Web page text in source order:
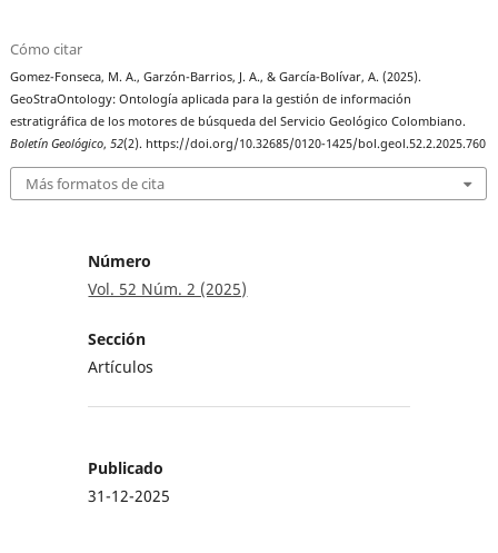
Cómo citar
Gomez-Fonseca, M. A., Garzón-Barrios, J. A., & García-Bolívar, A. (2025).
GeoStraOntology: Ontología aplicada para la gestión de información
estratigráfica de los motores de búsqueda del Servicio Geológico Colombiano.
Boletín Geológico,52(2). https://doi.org/10.32685/0120-1425/bol.geol.52.2.2025.760
Más formatos de cita
Número
Vol. 52 Núm. 2 (2025)
Sección
Artículos
Publicado
31-12-2025